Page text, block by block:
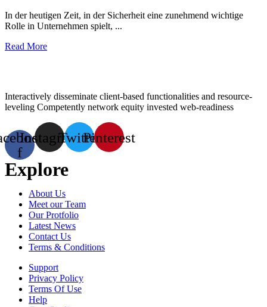
In der heutigen Zeit, in der Sicherheit eine zunehmend wichtige
Rolle in Unternehmen spielt, ...
Read More
Interactively disseminate client-based functionalities and resource-
leveling Competently network equity invested web-readiness
f
InstagramTwitterPinterest
Explore
About Us
Meet our Team
Our Protfolio
Latest News
Contact Us
Terms & Conditions
Support
Privacy Policy
Terms Of Use
Help